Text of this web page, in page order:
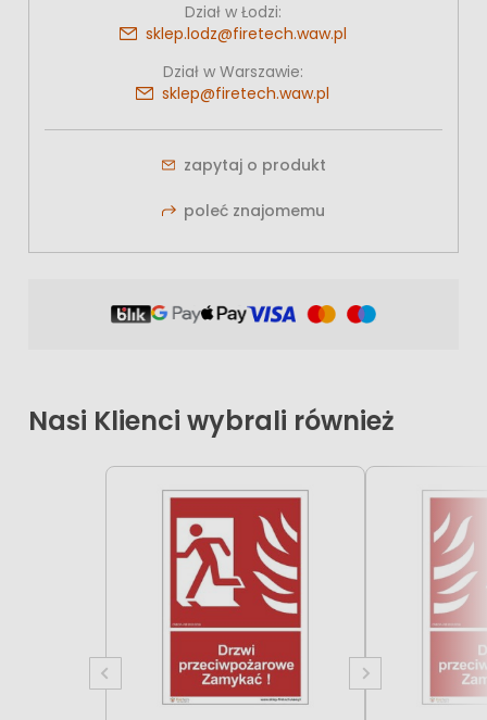
Dział w Łodzi:
sklep.lodz@firetech.waw.pl
Dział w Warszawie:
sklep@firetech.waw.pl
zapytaj o produkt
poleć znajomemu
Nasi Klienci wybrali również